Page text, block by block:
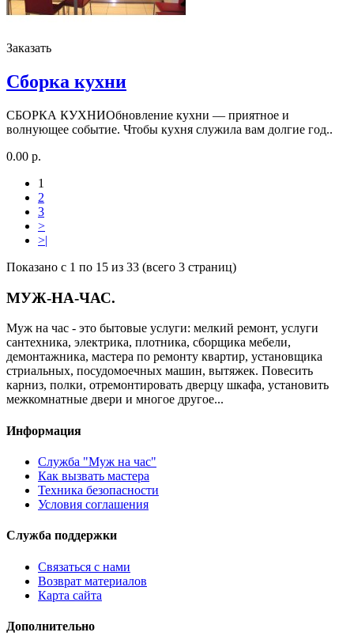
Заказать
Сборка кухни
СБОРКА КУХНИОбновление кухни — приятное и
волнующее событие. Чтобы кухня служила вам долгие год..
0.00 р.
1
2
3
>
>|
Показано с 1 по 15 из 33 (всего 3 страниц)
МУЖ-НА-ЧАС.
Муж на час - это бытовые услуги: мелкий ремонт, услуги
сантехника, электрика, плотника, сборщика мебели,
демонтажника, мастера по ремонту квартир, установщика
стриальных, посудомоечных машин, вытяжек. Повесить
карниз, полки, отремонтировать дверцу шкафа, установить
межкомнатные двери и многое другое...
Информация
Служба "Муж на час"
Как вызвать мастера
Техника безопасности
Условия соглашения
Служба поддержки
Связаться с нами
Возврат материалов
Карта сайта
Дополнительно